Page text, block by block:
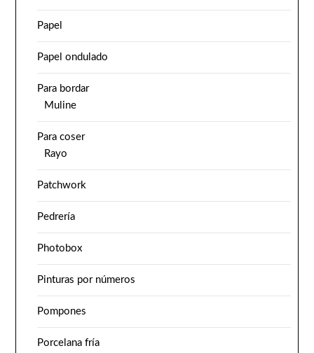
Papel
Papel ondulado
Para bordar
Muline
Para coser
Rayo
Patchwork
Pedrería
Photobox
Pinturas por números
Pompones
Porcelana fría